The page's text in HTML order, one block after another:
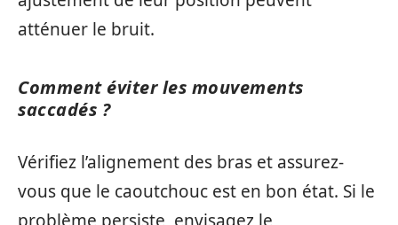
atténuer le bruit.
Comment éviter les mouvements
saccadés ?
Vérifiez l’alignement des bras et assurez-
vous que le caoutchouc est en bon état. Si le
problème persiste, envisagez le